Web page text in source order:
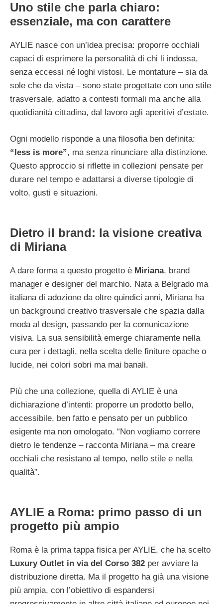
Uno stile che parla chiaro:
essenziale, ma con carattere
AYLIE nasce con un’idea precisa: proporre occhiali
capaci di esprimere la personalità di chi li indossa,
senza eccessi né loghi vistosi. Le montature – sia da
sole che da vista – sono state progettate con uno stile
trasversale, adatto a contesti formali ma anche alla
quotidianità cittadina, dal lavoro agli aperitivi d’estate.
Ogni modello risponde a una filosofia ben definita:
“less is more”, ma senza rinunciare alla distinzione.
Questo approccio si riflette in collezioni pensate per
durare nel tempo e adattarsi a diverse tipologie di
volto, gusti e situazioni.
Dietro il brand: la visione creativa
di Miriana
A dare forma a questo progetto è Miriana, brand
manager e designer del marchio. Nata a Belgrado ma
italiana di adozione da oltre quindici anni, Miriana ha
un background creativo trasversale che spazia dalla
moda al design, passando per la comunicazione
visiva. La sua sensibilità emerge chiaramente nella
cura per i dettagli, nella scelta delle finiture opache o
lucide, nei colori sobri ma mai banali.
Più che una collezione, quella di AYLIE è una
dichiarazione d’intenti: proporre un prodotto bello,
accessibile, ben fatto e pensato per un pubblico
esigente ma non omologato. “Non vogliamo correre
dietro le tendenze – racconta Miriana – ma creare
occhiali che resistano al tempo, nello stile e nella
qualità”.
AYLIE a Roma: primo passo di un
progetto più ampio
Roma è la prima tappa fisica per AYLIE, che ha scelto
Luxury Outlet in via del Corso 382 per avviare la
distribuzione diretta. Ma il progetto ha già una visione
più ampia, con l’obiettivo di espandersi